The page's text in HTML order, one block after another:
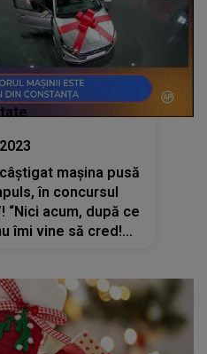
mașina pusă
în concursul
îmi vine să cred!